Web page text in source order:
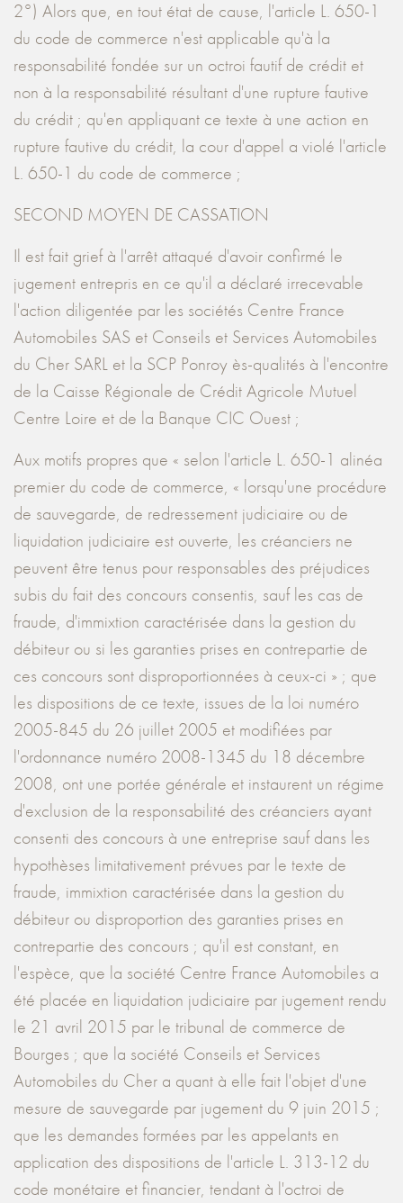
2°) Alors que, en tout état de cause, l'article L. 650-1
du code de commerce n'est applicable qu'à la
responsabilité fondée sur un octroi fautif de crédit et
non à la responsabilité résultant d'une rupture fautive
du crédit ; qu'en appliquant ce texte à une action en
rupture fautive du crédit, la cour d'appel a violé l'article
L. 650-1 du code de commerce ;
SECOND MOYEN DE CASSATION
Il est fait grief à l'arrêt attaqué d'avoir confirmé le
jugement entrepris en ce qu'il a déclaré irrecevable
l'action diligentée par les sociétés Centre France
Automobiles SAS et Conseils et Services Automobiles
du Cher SARL et la SCP Ponroy ès-qualités à l'encontre
de la Caisse Régionale de Crédit Agricole Mutuel
Centre Loire et de la Banque CIC Ouest ;
Aux motifs propres que « selon l'article L. 650-1 alinéa
premier du code de commerce, « lorsqu'une procédure
de sauvegarde, de redressement judiciaire ou de
liquidation judiciaire est ouverte, les créanciers ne
peuvent être tenus pour responsables des préjudices
subis du fait des concours consentis, sauf les cas de
fraude, d'immixtion caractérisée dans la gestion du
débiteur ou si les garanties prises en contrepartie de
ces concours sont disproportionnées à ceux-ci » ; que
les dispositions de ce texte, issues de la loi numéro
2005-845 du 26 juillet 2005 et modifiées par
l'ordonnance numéro 2008-1345 du 18 décembre
2008, ont une portée générale et instaurent un régime
d'exclusion de la responsabilité des créanciers ayant
consenti des concours à une entreprise sauf dans les
hypothèses limitativement prévues par le texte de
fraude, immixtion caractérisée dans la gestion du
débiteur ou disproportion des garanties prises en
contrepartie des concours ; qu'il est constant, en
l'espèce, que la société Centre France Automobiles a
été placée en liquidation judiciaire par jugement rendu
le 21 avril 2015 par le tribunal de commerce de
Bourges ; que la société Conseils et Services
Automobiles du Cher a quant à elle fait l'objet d'une
mesure de sauvegarde par jugement du 9 juin 2015 ;
que les demandes formées par les appelants en
application des dispositions de l'article L. 313-12 du
code monétaire et financier, tendant à l'octroi de